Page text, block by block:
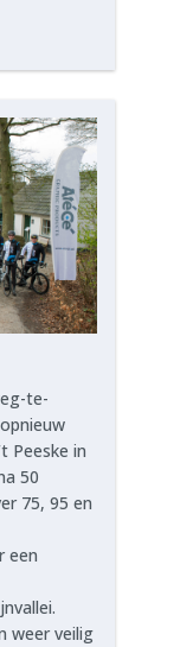
te-
Peeske in
50
75, 95 en
een
weer veilig